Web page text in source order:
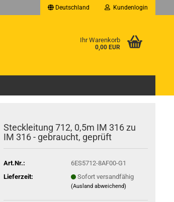
Deutschland Kundenlogin
Ihr Warenkorb
0,00 EUR
Steckleitung 712, 0,5m IM 316 zu
IM 316 - gebraucht, geprüft
Art.Nr.:
6ES5712-8AF00-G1
Lieferzeit:
Sofort versandfähig
(Ausland abweichend)